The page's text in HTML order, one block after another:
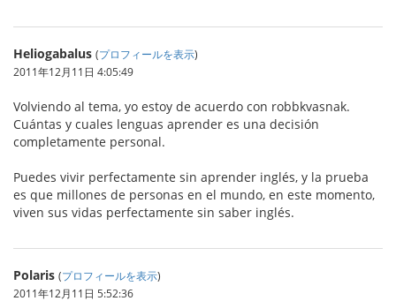
Heliogabalus (プロフィールを表示)
2011年12月11日 4:05:49
Volviendo al tema, yo estoy de acuerdo con robbkvasnak.
Cuántas y cuales lenguas aprender es una decisión
completamente personal.
Puedes vivir perfectamente sin aprender inglés, y la prueba
es que millones de personas en el mundo, en este momento,
viven sus vidas perfectamente sin saber inglés.
Polaris (プロフィールを表示)
2011年12月11日 5:52:36